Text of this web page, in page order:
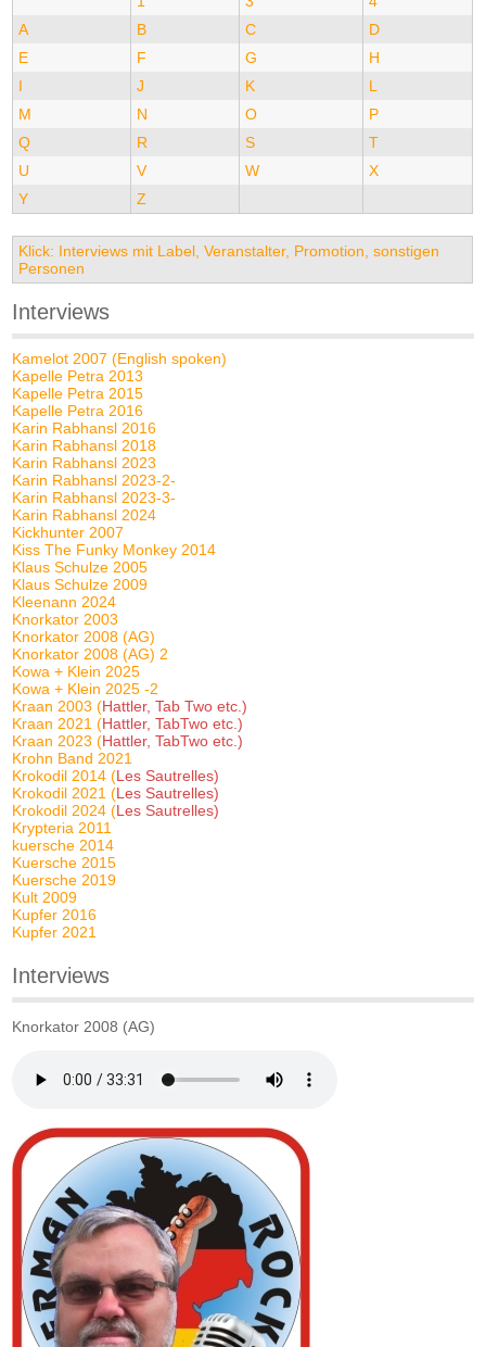
A
B C
D
E
F G
H
I
J K
L
M
N O
P
Q
R S
T
U
V W
X
Y
Z
Klick: Interviews mit Label, Veranstalter, Promotion, sonstigen
Personen
Interviews
Kamelot 2007 (English spoken)
Kapelle Petra 2013
Kapelle Petra 2015
Kapelle Petra 2016
Karin Rabhansl 2016
Karin Rabhansl 2018
Karin Rabhansl 2023
Karin Rabhansl 2023-2-
Karin Rabhansl 2023-3-
Karin Rabhansl 2024
Kickhunter 2007
Kiss The Funky Monkey 2014
Klaus Schulze 2005
Klaus Schulze 2009
Kleenann 2024
Knorkator 2003
Knorkator 2008 (AG)
Knorkator 2008 (AG) 2
Kowa + Klein 2025
Kowa + Klein 2025 -2
Kraan 2003 (Hattler, Tab Two etc.)
Kraan 2021 (Hattler, TabTwo etc.)
Kraan 2023 (Hattler, TabTwo etc.)
Krohn Band 2021
Krokodil 2014 (Les Sautrelles)
Krokodil 2021 (Les Sautrelles)
Krokodil 2024 (Les Sautrelles)
Krypteria 2011
kuersche 2014
Kuersche 2015
Kuersche 2019
Kult 2009
Kupfer 2016
Kupfer 2021
Interviews
Knorkator 2008 (AG)